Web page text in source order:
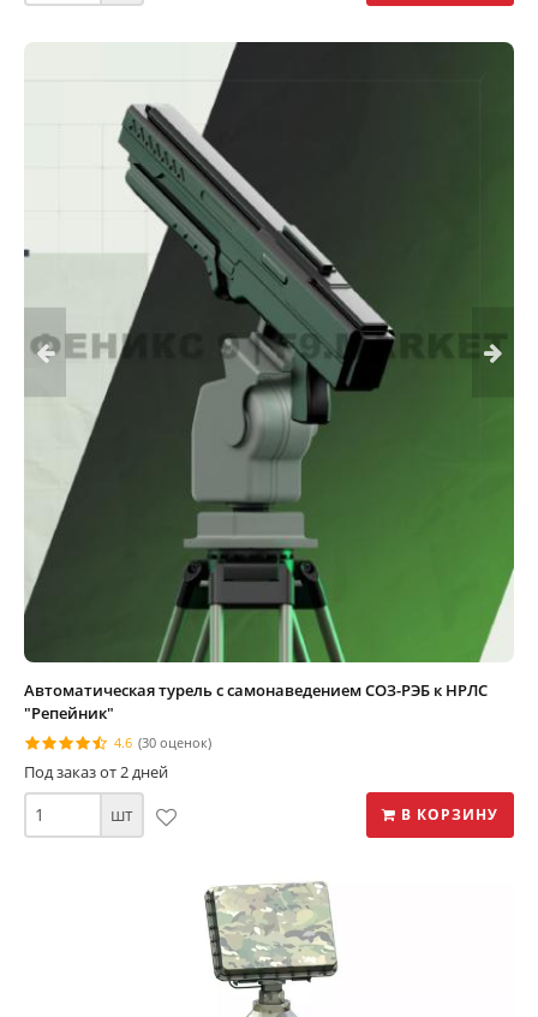
Автоматическая турель с самонаведением СОЗ-РЭБ к НРЛС
"Репейник"
4.6 (30 оценок)
Под заказ от 2 дней
шт В КОРЗИНУ